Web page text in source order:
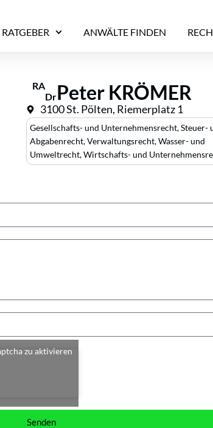
RATGEBER ANWÄLTE FINDEN
RA
DrPeter KRÖMER
3100 St. Pölten, Riemerplatz 1
Gesellschafts- und Unternehmensrecht,Steuer-
Abgabenrecht,Verwaltungsrecht,Wasser- und
Umweltrecht,Wirtschafts- und
zu aktivieren
Senden